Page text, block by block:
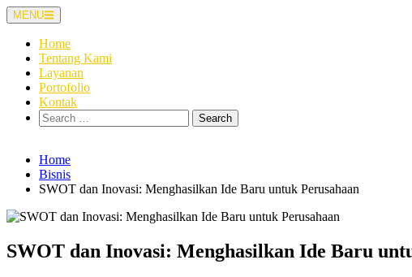
Skip
to
content
MENU
Home
Tentang Kami
Layanan
Portofolio
Kontak
Search
for:
Home
Bisnis
SWOT dan Inovasi: Menghasilkan Ide Baru untuk Perusahaan
SWOT dan Inovasi: Menghasilkan Ide Baru